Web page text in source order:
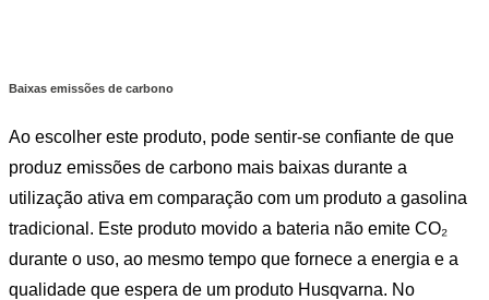
Baixas emissões de carbono
Ao escolher este produto, pode sentir-se confiante de que
produz emissões de carbono mais baixas durante a
utilização ativa em comparação com um produto a gasolina
tradicional. Este produto movido a bateria não emite CO₂
durante o uso, ao mesmo tempo que fornece a energia e a
qualidade que espera de um produto Husqvarna. No